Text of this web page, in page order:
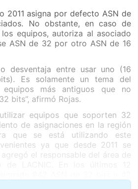
2011 asigna por defecto ASN de
No obstante, en caso de
equipos, autoriza al asociado
ASN de 32 por otro ASN de 16
desventaja entre usar uno (16
Es solamente un tema del
equipos más antiguos que no
bits”, afirmó Rojas.
equipos que soporten 32
de asignaciones en la región
que se está utilizando este
ya que desde 2011 se
el responsable del área de